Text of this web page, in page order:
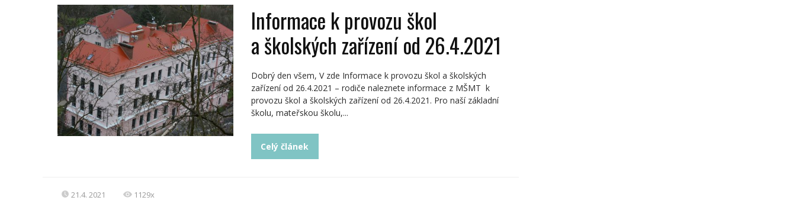
Informace k provozu škol
a školských zařízení od 26.4.2021
Dobrý den všem, V zde Informace k provozu škol a školských
zařízení od 26.4.2021 – rodiče naleznete informace z MŠMT k
provozu škol a školských zařízení od 26.4.2021. Pro naší základní
školu, mateřskou školu,...
Celý článek
21.4. 2021 1129x